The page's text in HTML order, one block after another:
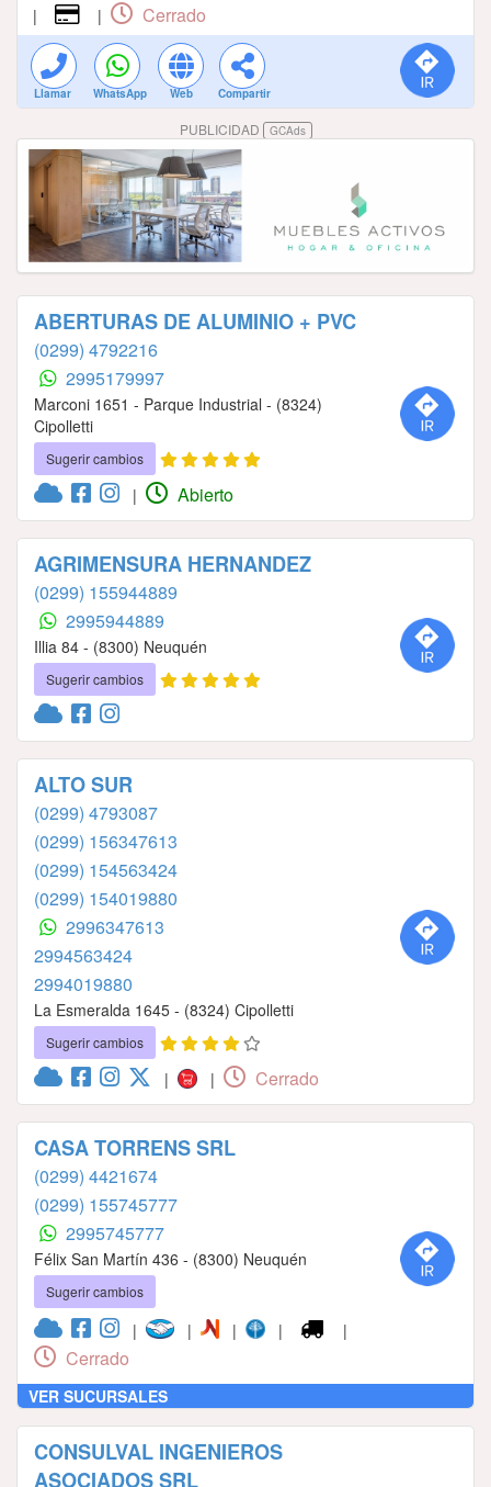
| | Cerrado
Llamar WhatsApp Web Compartir
PUBLICIDAD GCAds
ABERTURAS DE ALUMINIO + PVC
(0299) 4792216
2995179997
Marconi 1651 - Parque Industrial - (8324)
Cipolletti
Sugerir cambios
| Abierto
AGRIMENSURA HERNANDEZ
(0299) 155944889
2995944889
Illia 84 - (8300) Neuquén
Sugerir cambios
ALTO SUR
(0299) 4793087
(0299) 156347613
(0299) 154563424
(0299) 154019880
2996347613
2994563424
2994019880
La Esmeralda 1645 - (8324) Cipolletti
Sugerir cambios
| | Cerrado
CASA TORRENS SRL
(0299) 4421674
(0299) 155745777
2995745777
Félix San Martín 436 - (8300) Neuquén
Sugerir cambios
| | | | |
Cerrado
VER SUCURSALES
CONSULVAL INGENIEROS
ASOCIADOS SRL